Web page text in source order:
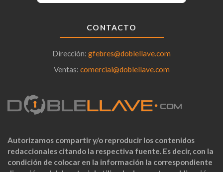
CONTACTO
Dirección: gfebres@doblellave.com
Ventas: comercial@doblellave.com
Autorizamos compartir y/o reproducir los contenidos
redaccionales citando la respectiva fuente. Es decir, con la
condición de colocar en la información la correspondiente